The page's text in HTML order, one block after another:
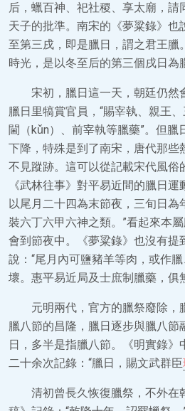
后，蠟百神、祀社稷、享太廟，請
天子的批準。南宋的《夢粱錄》也
至第三戌，即是臘日，謂之君王臘
時光，是以冬至后的第三個戌日為
宋初，臘日這一天，朝廷仍然
臘日里犒賞官員，“賜宰執、親王
閫（kǔn）、前宰執等臘藥”。但
下降，特殊是到了南宋，唐代那些
不見蹤跡。這可以從記載宋代風俗
《武林往事》對平易近間的臘日運
以尾月二十四為末節夜，三旬日為
裝六丁六甲六神之類。”看起來本
會到節夜中。《夢粱錄》也沒有提
說：“尾月內可鹽豬羊等肉，或作
壞。惠平易近局及士庶制臘藥，俱
元明兩代，官方的臘祭廢除，
臘八節的昌隆，臘日逐步與臘八節
日，多半是指臘八節。《明實錄
二十余次記錄：“臘日，賜文武群臣
清初曾長久恢復臘祭，不外在